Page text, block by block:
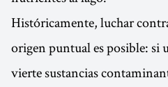
Históricamente, luchar
origen puntual es posible: si
vierte sustancias